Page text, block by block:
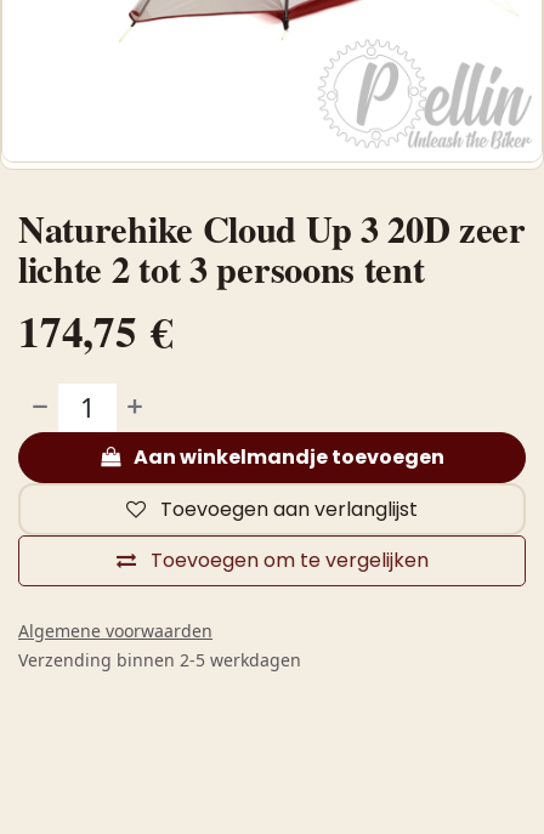
Naturehike Cloud Up 3 20D zeer
lichte 2 tot 3 persoons tent
174,75 €
Aan winkelmandje toevoegen
Toevoegen om te vergelijken
Toevoegen aan verlanglijst
Algemene voorwaarden
Verzending binnen 2-5 werkdagen